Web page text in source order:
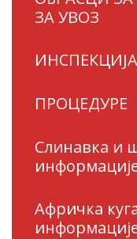
ЗА УВОЗ
ИНСПЕКЦИЈА
ПРОЦЕДУРЕ
Слинавка и
Афричка